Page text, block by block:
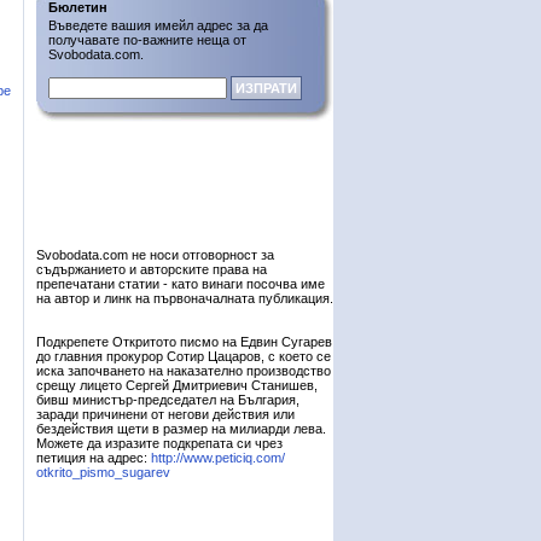
Бюлетин
Въведете вашия имейл адрес за да
получавате по-важните неща от
Svobodata.com.
Svobodata.com не носи отговорност за
съдържанието и авторските права на
препечатани статии - като винаги посочва име
на автор и линк на първоначалната публикация.
Подкрепете Откритото писмо на Едвин Сугарев
до главния прокурор Сотир Цацаров, с което се
иска започването на наказателно производство
срещу лицето Сергей Дмитриевич Станишев,
бивш министър-председател на България,
заради причинени от негови действия или
бездействия щети в размер на милиарди лева.
Можете да изразите подкрепата си чрез
петиция на адрес: http://www.peticiq.com/
otkrito_pismo_sugarev